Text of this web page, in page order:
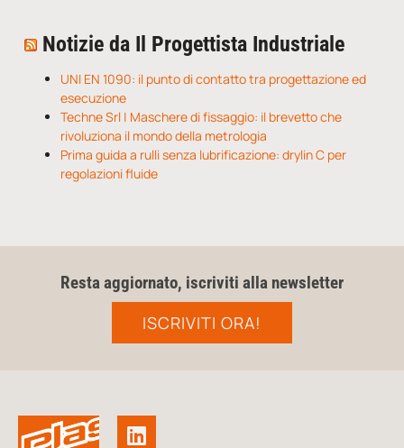
Notizie da Il Progettista Industriale
UNI EN 1090: il punto di contatto tra progettazione ed
esecuzione
Techne Srl | Maschere di fissaggio: il brevetto che
rivoluziona il mondo della metrologia
Prima guida a rulli senza lubrificazione: drylin C per
regolazioni fluide
Resta aggiornato, iscriviti alla newsletter
ISCRIVITI ORA!